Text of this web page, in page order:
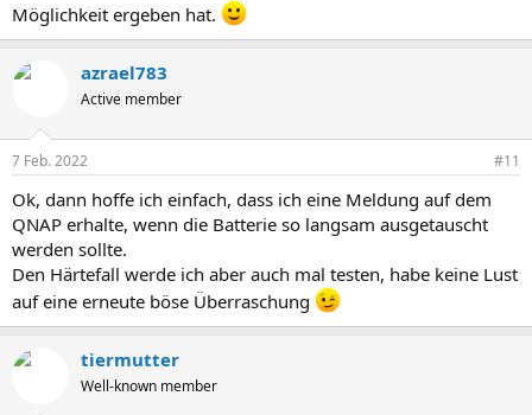
Möglichkeit ergeben hat.
azrael783
Active member
7 Feb. 2022 #11
Ok, dann hoffe ich einfach, dass ich eine Meldung auf dem
QNAP erhalte, wenn die Batterie so langsam ausgetauscht
werden sollte.
Den Härtefall werde ich aber auch mal testen, habe keine Lust
auf eine erneute böse Überraschung
tiermutter
Well-known member